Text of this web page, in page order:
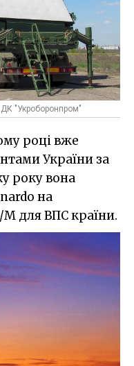
"Укроборонпром"
році вже
України за
року вона
на
M для ВПС країни.